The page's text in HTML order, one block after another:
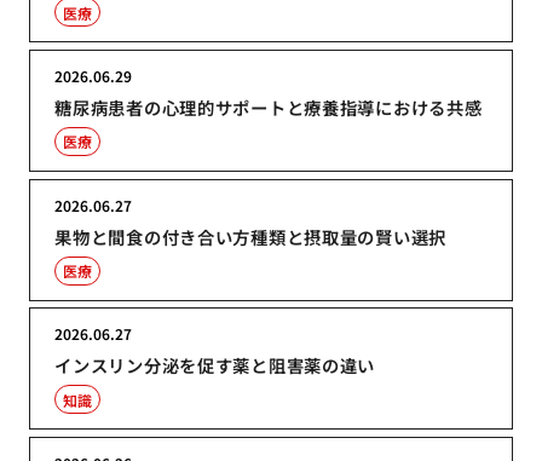
医療
糖尿病患者の心理的サポートと療養指導における共感
2026.06.29
医療
果物と間食の付き合い方種類と摂取量の賢い選択
2026.06.27
医療
インスリン分泌を促す薬と阻害薬の違い
2026.06.27
知識